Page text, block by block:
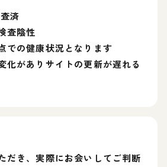
済
査陰性
での健康状況となります
化がありサイトの更新が遅れる
だき、実際にお会いしてご判断